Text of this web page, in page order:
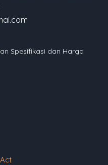
Spesifikasi dan Harga